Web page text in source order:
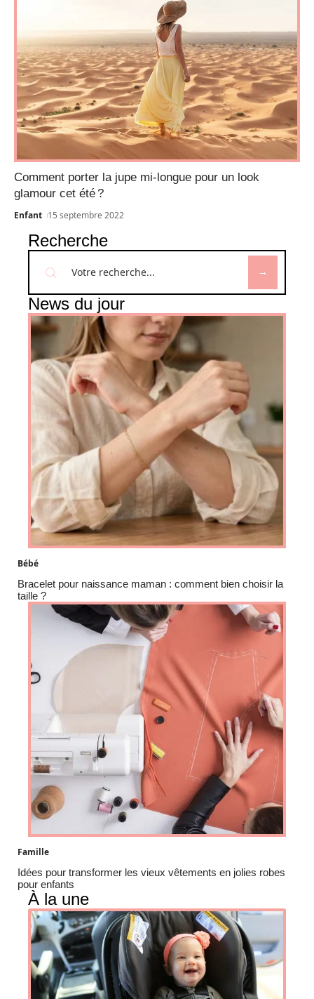
Comment porter la jupe mi-longue pour un look
glamour cet été ?
Enfant 15 septembre 2022
Recherche
News du jour
Bébé
Bracelet pour naissance maman : comment bien choisir la
taille ?
Famille
Idées pour transformer les vieux vêtements en jolies robes
pour enfants
À la une